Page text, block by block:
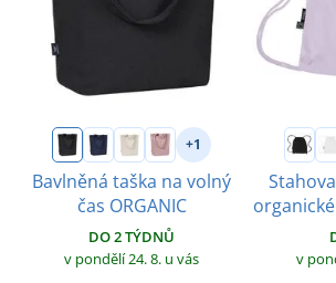
+1
Bavlněná taška na volný
čas ORGANIC
DO 2 TÝDNŮ
v pondělí 24. 8. u vás
v